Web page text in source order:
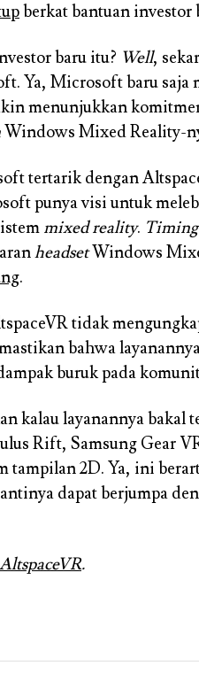
berkat bantuan investor
baru itu? Well,
Ya, Microsoft baru saja
menunjukkan
Windows Mixed Reality-
tertarik dengan
punya visi untuk
mixed reality. Timing
headsetWindows
.
tidak
bahwa
buruk pada
kalau layanannya bakal
Rift, Samsung Gear
tampilan 2D. Ya, ini
dapat berjumpa
AltspaceVR.